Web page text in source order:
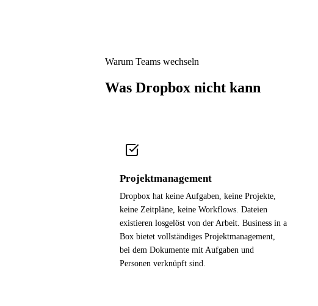
Warum Teams wechseln
Was Dropbox nicht kann
Projektmanagement
Dropbox hat keine Aufgaben, keine Projekte,
keine Zeitpläne, keine Workflows. Dateien
existieren losgelöst von der Arbeit. Business in a
Box bietet vollständiges Projektmanagement,
bei dem Dokumente mit Aufgaben und
Personen verknüpft sind.